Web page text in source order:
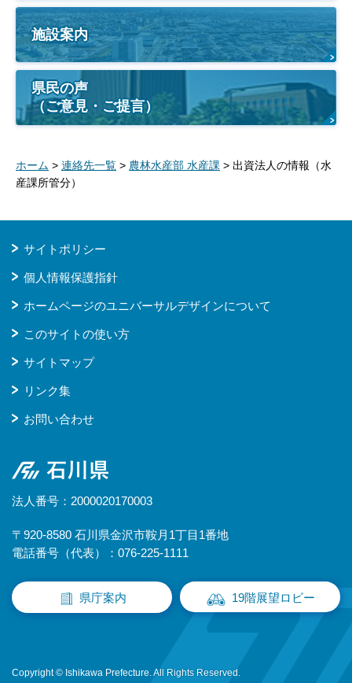
施設案内
県民の声
（ご意見・ご提言）
ホーム > 連絡先一覧 > 農林水産部 水産課 > 出資法人の情報（水
産課所管分）
サイトポリシー
個人情報保護指針
ホームページのユニバーサルデザインについて
このサイトの使い方
サイトマップ
リンク集
お問い合わせ
石川県
法人番号：2000020170003
〒920-8580 石川県金沢市鞍月1丁目1番地
電話番号（代表）：076-225-1111
県庁案内 19階展望ロビー
Copyright © Ishikawa Prefecture. All Rights Reserved.